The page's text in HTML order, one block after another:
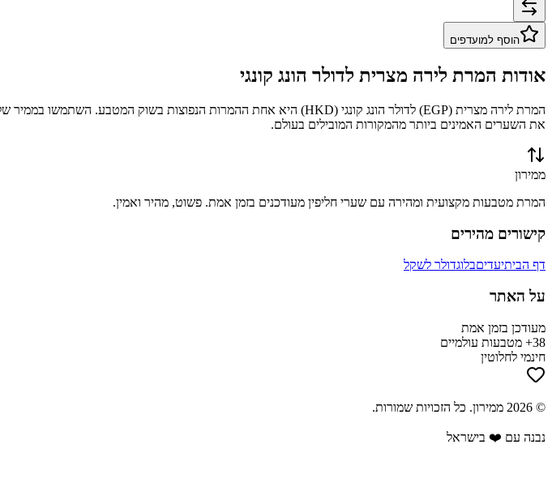
הוסף למועדפים
אודות המרת לירה מצרית לדולר הונג קונגי
המרת לירה מצרית (
EGP) לדולר הונג קונגי (
HKD) היא אחת ההמרות הנפוצות בשוק המטבע. השתמשו בממיר
את השערים האמינים ביותר מהמקורות המובילים בעולם.
ממירון
המרת מטבעות מקצועית ומהירה עם שערי חליפין מעודכנים בזמן אמת. פשוט, מהיר ואמין.
קישורים מהירים
דף הביתיעדיםבלוגדולר לשקל
על האתר
מעודכן בזמן אמת
38+ מטבעות עולמיים
חינמי לחלוטין
©
2026 ממירון. כל הזכויות שמורות.
נבנה עם ❤️ בישראל